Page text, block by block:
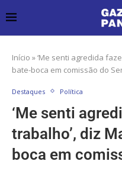
Início »‘Me senti agredida
bate-boca em comissão do
Destaques Política
‘Me senti
trabalho’, diz
boca em